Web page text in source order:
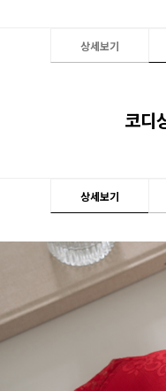
상세보기
코디
상세보기